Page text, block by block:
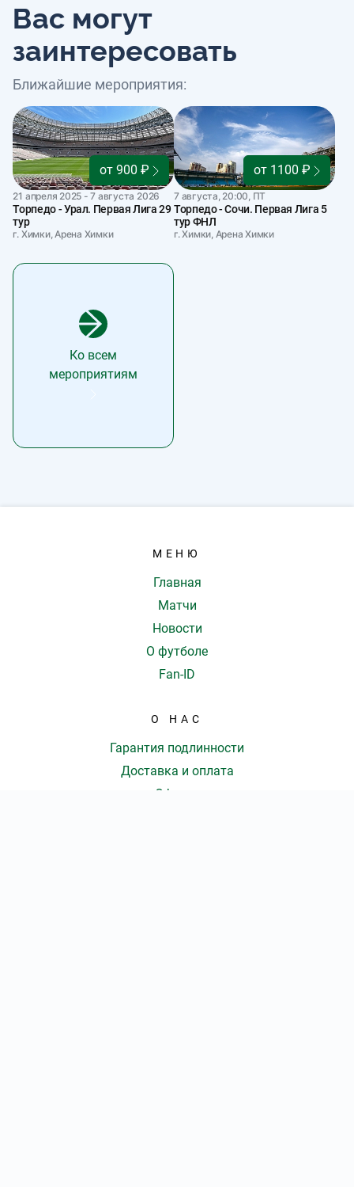
Вас могут
заинтересовать
Ближайшие мероприятия:
от 900 ₽
21 апреля 2025 - 7 августа 2026
Торпедо - Урал. Первая Лига 29
тур
г. Химки, Арена Химки
от 1100 ₽
7 августа, 20:00, ПТ
Торпедо - Сочи. Первая Лига 5
тур ФНЛ
г. Химки, Арена Химки
Ко всем
мероприятиям
МЕНЮ
Главная
Матчи
Новости
О футболе
Fan-ID
О НАС
Гарантия подлинности
Доставка и оплата
Оферта